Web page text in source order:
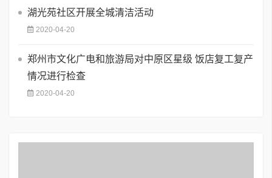
湖光苑社区开展全城清洁活动
2020-04-20
郑州市文化广电和旅游局对中原区星级 饭店复工复产
情况进行检查
2020-04-20